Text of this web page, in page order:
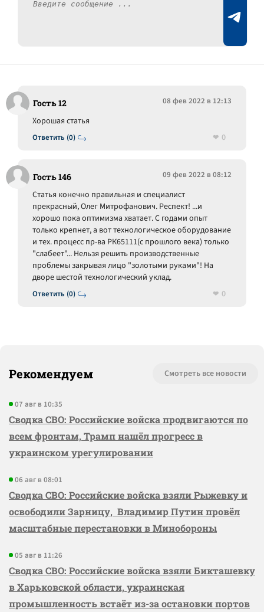
Гость 12 08 фев 2022 в 12:13
Ответить (0)
Хорошая статья
0
Гость 146 09 фев 2022 в 08:12
Ответить (0)
Статья конечно правильная и специалист
прекрасный, Олег Митрофанович. Респект! ...и
хорошо пока оптимизма хватает. С годами опыт
только крепнет, а вот технологическое оборудование
и тех. процесс пр-ва РК65111(с прошлого века) только
"слабеет"... Нельзя решить производственные
проблемы закрывая лицо "золотыми руками"! На
дворе шестой технологический уклад.
0
Рекомендуем Смотреть все новости
07 авг в 10:35
Сводка СВО: Российские войска продвигаются по
всем фронтам, Трамп нашёл прогресс в
украинском урегулировании
06 авг в 08:01
Сводка СВО: Российские войска взяли Рыжевку и
освободили Зарницу, Владимир Путин провёл
масштабные перестановки в Минобороны
05 авг в 11:26
Сводка СВО: Российские войска взяли Бикташевку
в Харьковской области, украинская
промышленность встаёт из-за остановки портов